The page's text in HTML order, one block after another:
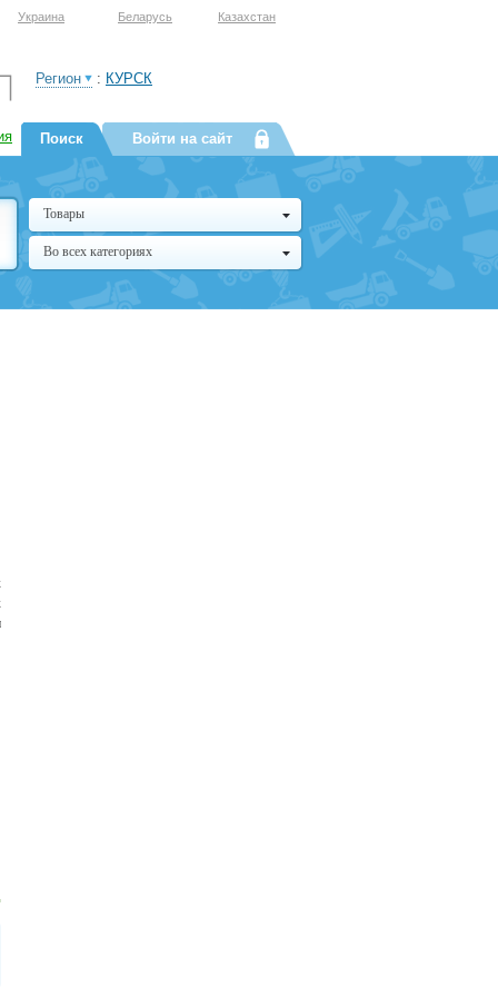
Украина Беларусь Казахстан
Регион : КУРСК
Поиск Войти на сайт
Товары
Во всех категориях